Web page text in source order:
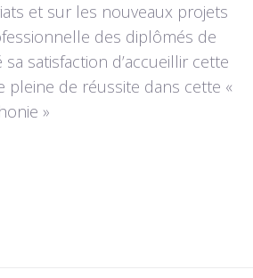
et sur les nouveaux projets
des diplômés de
satisfaction d’accueillir cette
de réussite dans cette «
»